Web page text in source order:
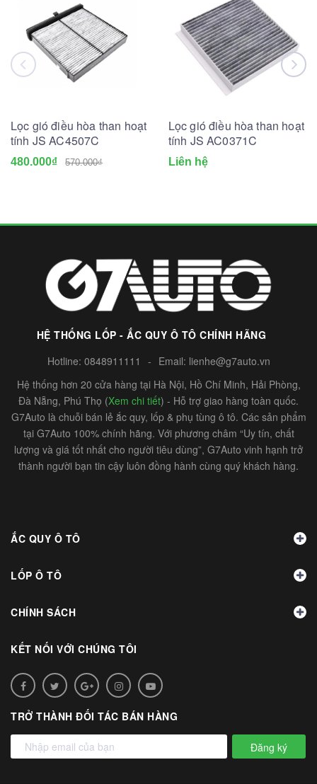
Lọc gió điều hòa than hoạt
tính JS AC4507C
480.000₫ 570.000₫
Lọc gió điều hòa than hoạt
tính JS AC0371C
Liên hệ
HỆ THỐNG LỐP - ẮC QUY Ô TÔ CHÍNH HÃNG
Hotline: 0848911111 - Email: lienhe@g7auto.vn
Hệ thống hơn 20 cửa hàng tại Hà Nội, Hồ Chí Minh, Hải Phòng,
Đà Nẵng, Phú Thọ (Xem chi tiết) - Hỗ trợ giao hàng toàn quốc.
G7Auto là chuỗi bán lẻ ắc quy, lốp & phụ tùng ô tô. Các sản phẩm
tại G7Auto 100% chính hãng. Với phương châm “Uy tín, chất
lượng và giá tốt nhất cho người tiêu dùng”, G7Auto vinh hạnh trở
thành người bạn tin cậy luôn đồng hành cùng quý khách hàng.
ẮC QUY Ô TÔ
LỐP Ô TÔ
CHÍNH SÁCH
KẾT NỐI VỚI CHÚNG TÔI
TRỞ THÀNH ĐỐI TÁC BÁN HÀNG
Đăng ký